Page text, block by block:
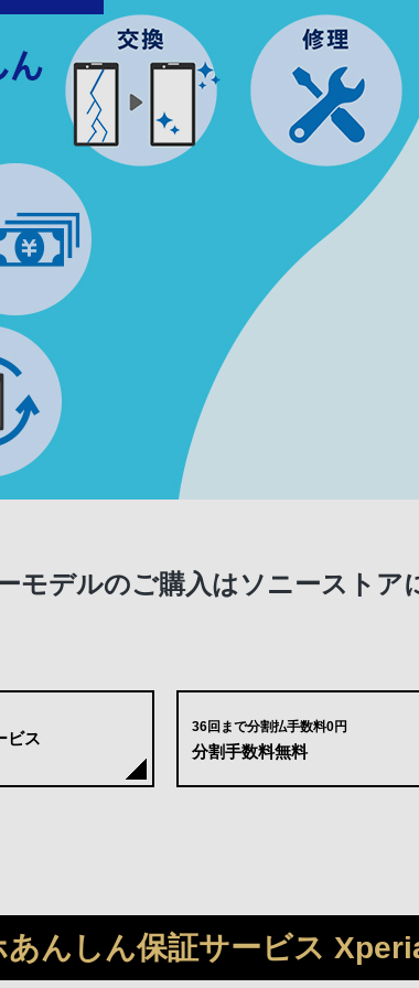
モデルのご購入はソニーストア
ビス
36回まで分割払手数料0円
分割手数料無料
んしん保証サービス